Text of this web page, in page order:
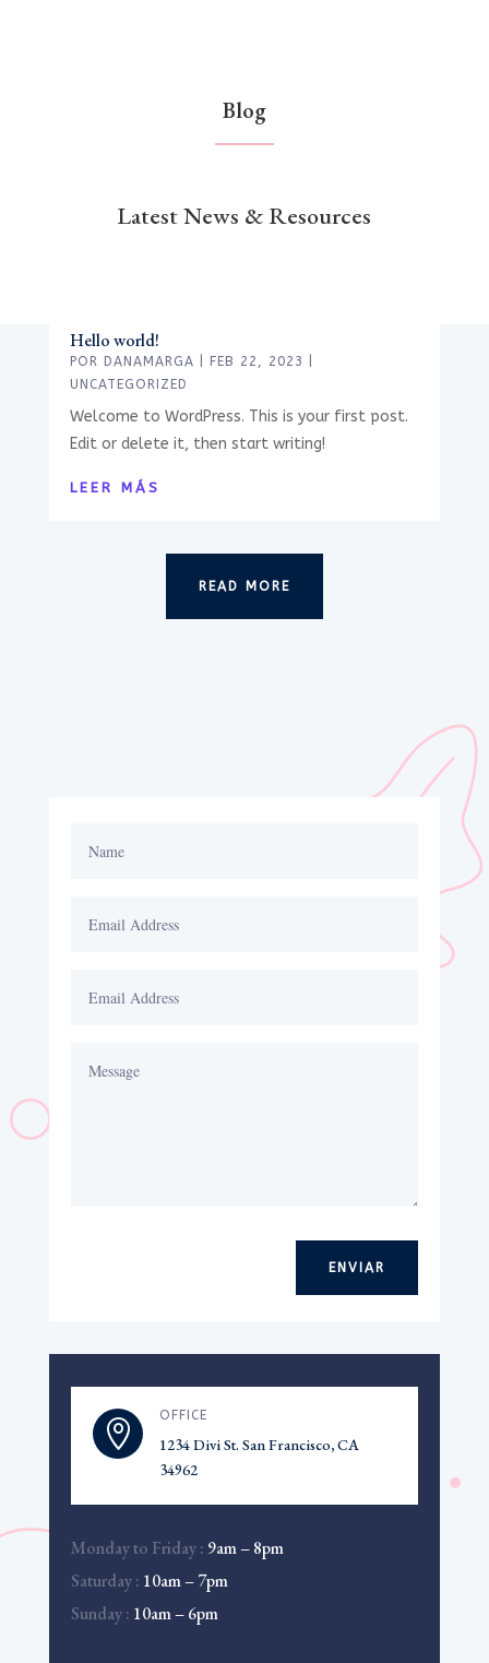
Blog
Latest News & Resources
Hello world!
POR DANAMARGA FEB 22, 2023
UNCATEGORIZED
Welcome to WordPress. This is your first post.
Edit or delete it, then start writing!
LEER MÁS
READ MORE
ENVIAR

OFFICE
1234 Divi St. San Francisco, CA
34962
Monday to Friday : 9am – 8pm
Saturday : 10am – 7pm
Sunday : 10am – 6pm